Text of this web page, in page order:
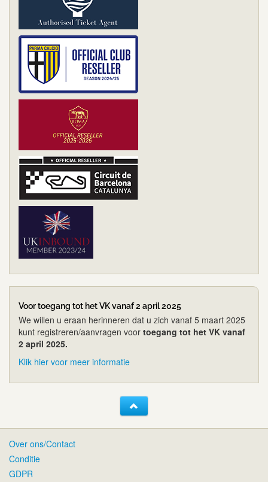
Voor toegang tot het VK vanaf 2 april 2025
We willen u eraan herinneren dat u zich vanaf 5 maart 2025
kunt registreren/aanvragen voor toegang tot het VK vanaf
2 april 2025.
Klik hier voor meer informatie
Over ons/Contact
Conditie
GDPR